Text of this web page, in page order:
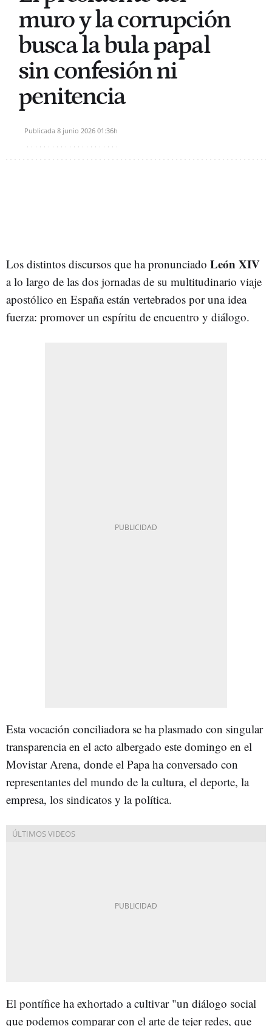
muro y la corrupción
busca la bula papal
sin confesión ni
penitencia
Publicada 8 junio 2026 01:36h
Los distintos discursos que ha pronunciado León XIV
a lo largo de las dos jornadas de su multitudinario viaje
apostólico en España están vertebrados por una idea
fuerza: promover un espíritu de encuentro y diálogo.
Esta vocación conciliadora se ha plasmado con singular
transparencia en el acto albergado este domingo en el
Movistar Arena, donde el Papa ha conversado con
representantes del mundo de la cultura, el deporte, la
empresa, los sindicatos y la política.
El pontífice ha exhortado a cultivar "un diálogo social
que podemos comparar con el arte de tejer redes, que